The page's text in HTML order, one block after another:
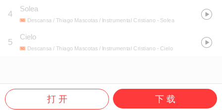
4
Solea
Descansa / Thiago Mascotas / Instrumental Cristiano- Solea
5
Cielo
Descansa / Thiago Mascotas / Instrumental Cristiano- Cielo
打 开 下 载